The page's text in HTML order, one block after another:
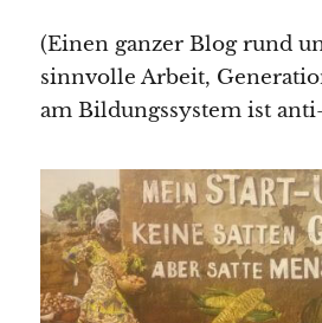
(Einen ganzer Blog rund
sinnvolle Arbeit,
am Bildungssystem ist